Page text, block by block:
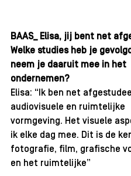
BAAS_ Elisa, jij bent net
Welke studies heb je
neem je daaruit mee in het
ondernemen?
Elisa: “Ik ben net
audiovisuele en ruimtelijke
vormgeving. Het visuele
ik elke dag mee. Dit is de
fotografie, film, grafische
en het ruimtelijke”